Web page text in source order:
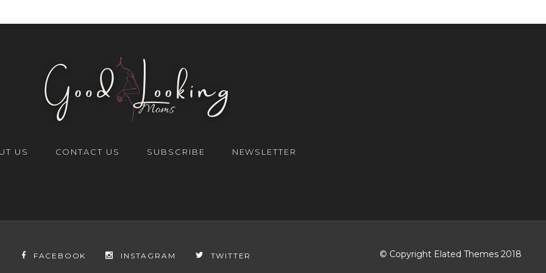
US CONTACT US SUBSCRIBE NEWSLETTER
FACEBOOK INSTAGRAM TWITTER © Copyright Elated Themes 2018